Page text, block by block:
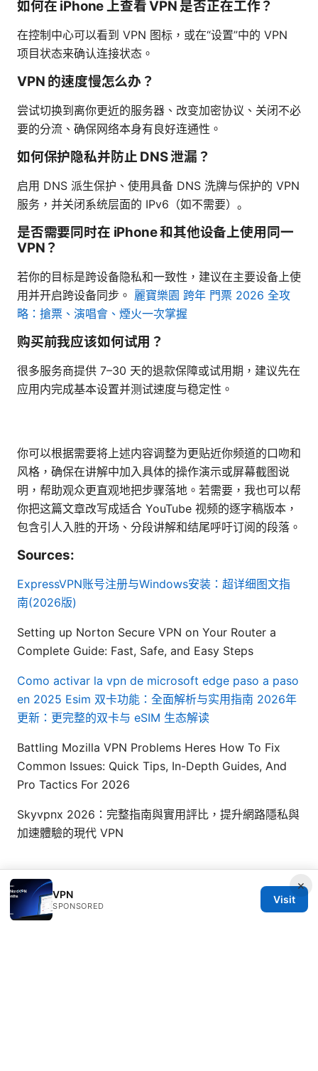
如何在 iPhone 上查看 VPN 是否正在工作？
在控制中心可以看到 VPN 图标，或在“设置”中的 VPN
项目状态来确认连接状态。
VPN 的速度慢怎么办？
尝试切换到离你更近的服务器、改变加密协议、关闭不必
要的分流、确保网络本身有良好连通性。
如何保护隐私并防止 DNS 泄漏？
启用 DNS 派生保护、使用具备 DNS 洗牌与保护的 VPN
服务，并关闭系统层面的 IPv6（如不需要）。
是否需要同时在 iPhone 和其他设备上使用同一
VPN？
若你的目标是跨设备隐私和一致性，建议在主要设备上使
用并开启跨设备同步。 麗寶樂園 跨年 門票 2026 全攻
略：搶票、演唱會、煙火一次掌握
购买前我应该如何试用？
很多服务商提供 7–30 天的退款保障或试用期，建议先在
应用内完成基本设置并测试速度与稳定性。
你可以根据需要将上述内容调整为更贴近你频道的口吻和
风格，确保在讲解中加入具体的操作演示或屏幕截图说
明，帮助观众更直观地把步骤落地。若需要，我也可以帮
你把这篇文章改写成适合 YouTube 视频的逐字稿版本，
包含引人入胜的开场、分段讲解和结尾呼吁订阅的段落。
Sources:
ExpressVPN账号注册与Windows安装：超详细图文指
南(2026版)
Setting up Norton Secure VPN on Your Router a
Complete Guide: Fast, Safe, and Easy Steps
Como activar la vpn de microsoft edge paso a paso
en 2025 Esim 双卡功能：全面解析与实用指南 2026年
更新：更完整的双卡与 eSIM 生态解读
Battling Mozilla VPN Problems Heres How To Fix
Common Issues: Quick Tips, In-Depth Guides, And
Pro Tactics For 2026
Skyvpnx 2026：完整指南與實用評比，提升網路隱私與
加速體驗的現代 VPN
×
VPN
SPONSORED
Visit